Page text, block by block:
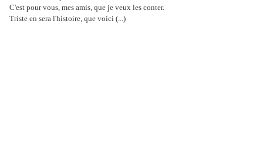
C'est pour vous, mes amis, que je veux les conter.
Triste en sera l'histoire, que voici (...)